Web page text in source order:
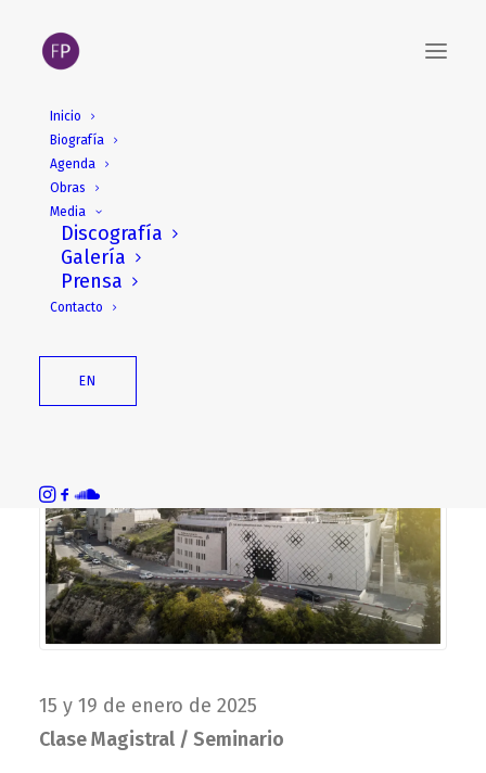
Inicio
Biografía
Agenda
Obras
Media
Discografía
Galería
Prensa
Contacto
EN
15 y 19 de enero. Clase
Magistral / Seminario,
Jerusalem Academy of
Music and Dance
15 y 19 de enero de 2025
Clase Magistral / Seminario